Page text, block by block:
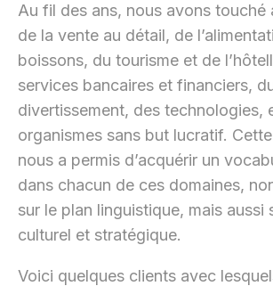
Au fil des ans, nous avons touché
de la vente au détail, de
boissons, du tourisme et de
services bancaires et financiers,
divertissement, des technologies,
organismes sans but lucratif.
nous a permis d’acquérir un
dans chacun de ces domaines,
sur le plan linguistique, mais aussi
culturel et stratégique.
Voici quelques clients avec